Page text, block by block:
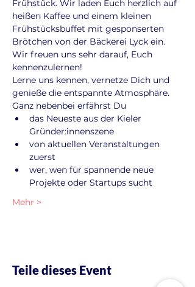
Frühstück. Wir laden Euch herzlich auf
heißen Kaffee und einem kleinen
Frühstücksbuffet mit gesponserten
Brötchen von der Bäckerei Lyck ein.
Wir freuen uns sehr darauf, Euch
kennenzulernen!
Lerne uns kennen, vernetze Dich und
genieße die entspannte Atmosphäre.
Ganz nebenbei erfährst Du
das Neueste aus der Kieler
Gründer:innenszene
von aktuellen Veranstaltungen
zuerst
wer, wen für spannende neue
Projekte oder Startups sucht
Mehr >
Teile dieses Event